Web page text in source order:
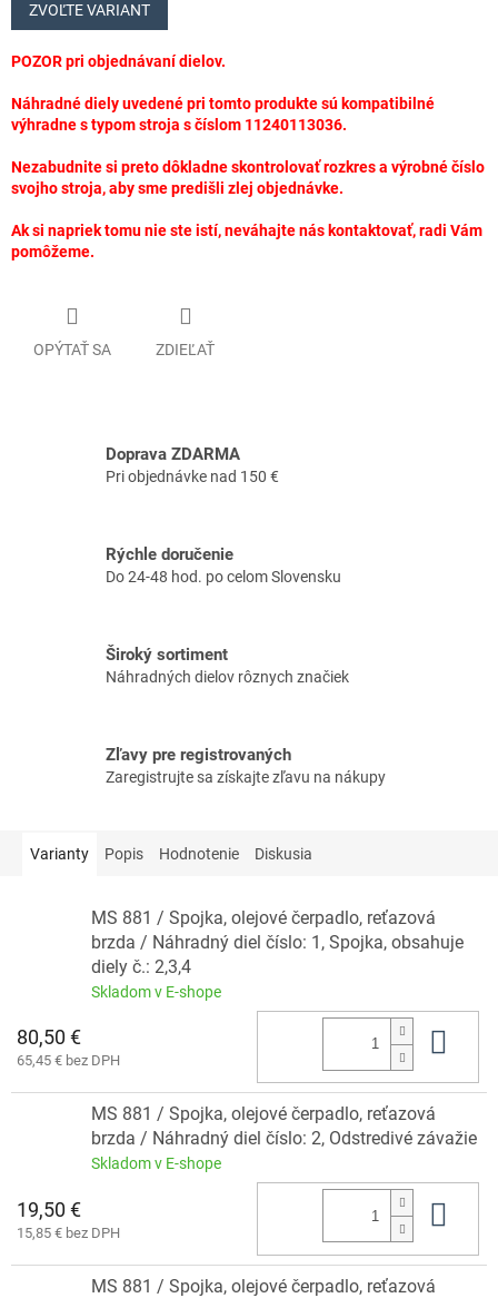
cena:
ZVOĽTE VARIANT
POZOR pri objednávaní dielov.
Náhradné diely uvedené pri tomto produkte sú kompatibilné
výhradne s typom stroja s číslom 11240113036.
Nezabudnite si preto dôkladne skontrolovať rozkres a výrobné číslo
svojho stroja, aby sme predišli zlej objednávke.
Ak si napriek tomu nie ste istí, neváhajte nás kontaktovať, radi Vám
pomôžeme.
OPÝTAŤ SA ZDIEĽAŤ
Doprava ZDARMA
Pri objednávke nad 150 €
Rýchle doručenie
Do 24-48 hod. po celom Slovensku
Široký sortiment
Náhradných dielov rôznych značiek
Zľavy pre registrovaných
Zaregistrujte sa získajte zľavu na nákupy
Varianty Popis Hodnotenie Diskusia
MS 881 / Spojka, olejové čerpadlo, reťazová
brzda / Náhradný diel číslo: 1, Spojka, obsahuje
diely č.: 2,3,4
Skladom v E-shope
80,50 €
65,45 € bez DPH
MS 881 / Spojka, olejové čerpadlo, reťazová
brzda / Náhradný diel číslo: 2, Odstredivé závažie
Skladom v E-shope
19,50 €
15,85 € bez DPH
MS 881 / Spojka, olejové čerpadlo, reťazová